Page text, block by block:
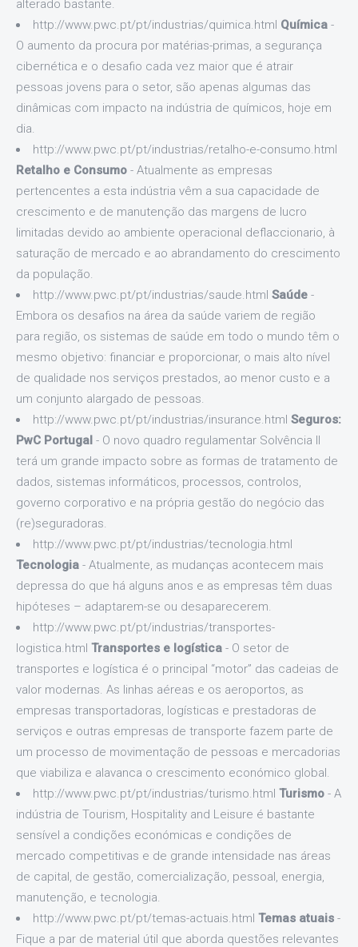
alterado bastante.
http://www.pwc.pt/pt/industrias/quimica.html Química -
O aumento da procura por matérias-primas, a segurança
cibernética e o desafio cada vez maior que é atrair
pessoas jovens para o setor, são apenas algumas das
dinâmicas com impacto na indústria de químicos, hoje em
dia.
http://www.pwc.pt/pt/industrias/retalho-e-consumo.html
Retalho e Consumo - Atualmente as empresas
pertencentes a esta indústria vêm a sua capacidade de
crescimento e de manutenção das margens de lucro
limitadas devido ao ambiente operacional deflaccionario, à
saturação de mercado e ao abrandamento do crescimento
da população.
http://www.pwc.pt/pt/industrias/saude.html Saúde -
Embora os desafios na área da saúde variem de região
para região, os sistemas de saúde em todo o mundo têm o
mesmo objetivo: financiar e proporcionar, o mais alto nível
de qualidade nos serviços prestados, ao menor custo e a
um conjunto alargado de pessoas.
http://www.pwc.pt/pt/industrias/insurance.html Seguros:
PwC Portugal - O novo quadro regulamentar Solvência II
terá um grande impacto sobre as formas de tratamento de
dados, sistemas informáticos, processos, controlos,
governo corporativo e na própria gestão do negócio das
(re)seguradoras.
http://www.pwc.pt/pt/industrias/tecnologia.html
Tecnologia - Atualmente, as mudanças acontecem mais
depressa do que há alguns anos e as empresas têm duas
hipóteses – adaptarem-se ou desaparecerem.
http://www.pwc.pt/pt/industrias/transportes-
logistica.html Transportes e logística - O setor de
transportes e logística é o principal “motor” das cadeias de
valor modernas. As linhas aéreas e os aeroportos, as
empresas transportadoras, logísticas e prestadoras de
serviços e outras empresas de transporte fazem parte de
um processo de movimentação de pessoas e mercadorias
que viabiliza e alavanca o crescimento económico global.
http://www.pwc.pt/pt/industrias/turismo.html Turismo - A
indústria de Tourism, Hospitality and Leisure é bastante
sensível a condições económicas e condições de
mercado competitivas e de grande intensidade nas áreas
de capital, de gestão, comercialização, pessoal, energia,
manutenção, e tecnologia.
http://www.pwc.pt/pt/temas-actuais.html Temas atuais -
Fique a par de material útil que aborda questões relevantes